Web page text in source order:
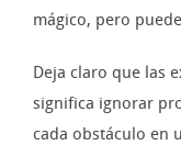
mágico, pero
Deja claro que las
significa ignorar
cada obstáculo en